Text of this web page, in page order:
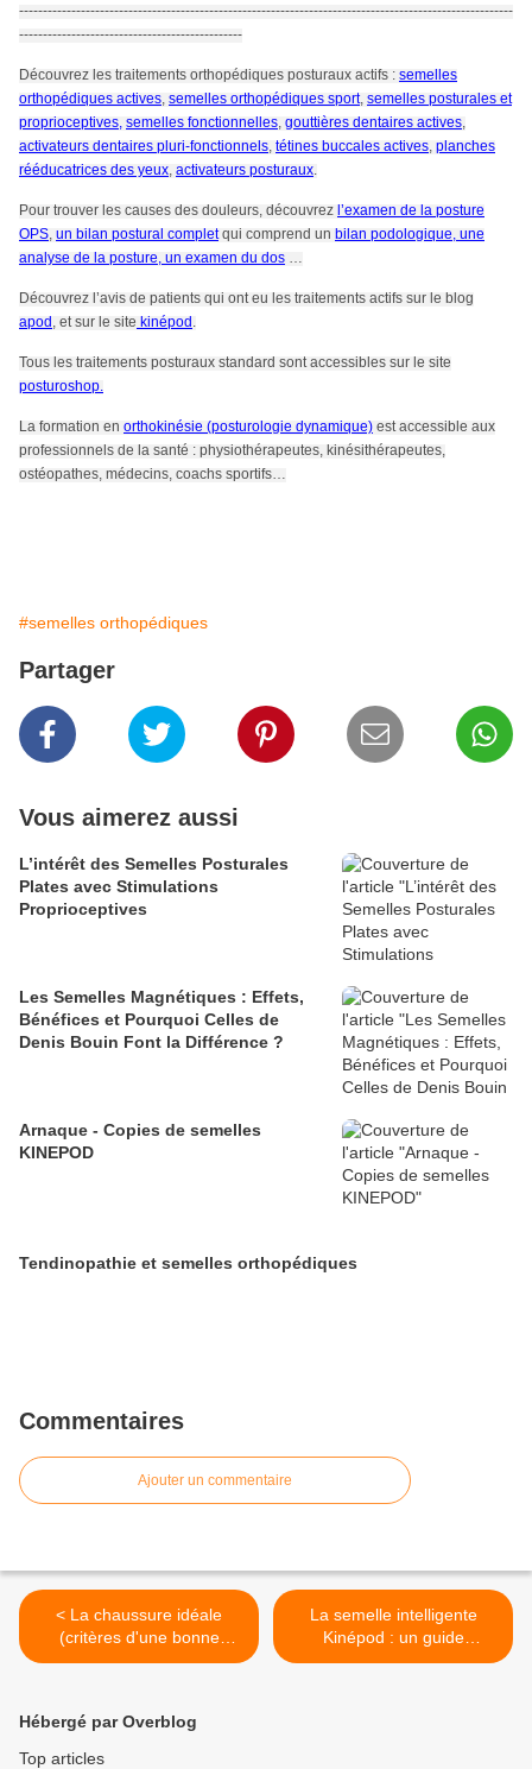
--------------------------------------------------------------------------------------------------------
-----------------------------------------------
Découvrez les traitements orthopédiques posturaux actifs : semelles
orthopédiques actives semelles orthopédiques sport, semelles posturales et
proprioceptives, semelles fonctionnelles gouttières dentaires actives
activateurs dentaires pluri-fonctionnels tétines buccales actives planches
rééducatrices des yeux activateurs posturaux
Pour trouver les causes des douleurs, découvrez l’examen de la posture
OPS un bilan postural completqui comprend un bilan podologique, une
analyse de la posture, un examen du dos
Découvrez l’avis de patients qui ont eu les traitements actifs sur le blog
apod , et sur le site kinépod
Tous les traitements posturaux standard sont accessibles sur le site
posturoshop.
La formation en orthokinésie (posturologie dynamique) est accessible aux
professionnels de la santé : physiothérapeutes, kinésithérapeutes,
ostéopathes, médecins, coachs sportifs…
#semelles orthopédiques
Partager
Vous aimerez aussi
L’intérêt des Semelles Posturales
Plates avec Stimulations
Proprioceptives
Les Semelles Magnétiques : Effets,
Bénéfices et Pourquoi Celles de
Denis Bouin Font la Différence ?
Arnaque - Copies de semelles
KINEPOD
Tendinopathie et semelles orthopédiques
Commentaires
Ajouter un commentaire
< La chaussure idéale
(critères d'une bonne
chaussure) : pour enfants,
La semelle intelligente
Kinépod : un guide
proprioceptif pour le pied ?
Hébergé par Overblog
Top articles